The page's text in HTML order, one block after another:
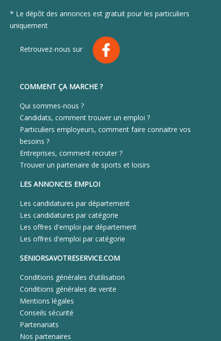
* Le dépôt des annonces est gratuit pour les particuliers
uniquement
Retrouvez-nous sur
COMMENT ÇA MARCHE ?
Qui sommes-nous ?
Candidats, comment trouver un emploi ?
Particuliers employeurs, comment faire connaitre vos
besoins ?
Entreprises, comment recruter ?
Trouver un partenaire de sports et loisirs
LES ANNONCES EMPLOI
Les candidatures par département
Les candidatures par catégorie
Les offres d'emploi par département
Les offres d'emploi par catégorie
SENIORSAVOTRESERVICE.COM
Conditions générales d'utilisation
Conditions générales de vente
Mentions légales
Conseils sécurité
Partenariats
Nos partenaires